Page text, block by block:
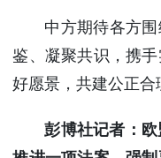
中方期待各方
鉴、凝聚共识，携
好愿景，共建公正合
彭博社记者：